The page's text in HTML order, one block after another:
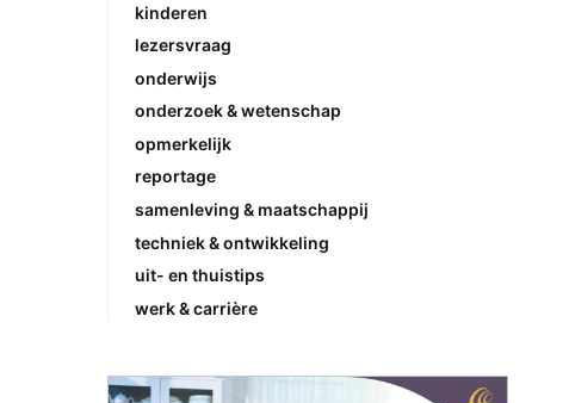
kinderen
lezersvraag
onderwijs
onderzoek & wetenschap
opmerkelijk
reportage
samenleving & maatschappij
techniek & ontwikkeling
uit- en thuistips
werk & carrière